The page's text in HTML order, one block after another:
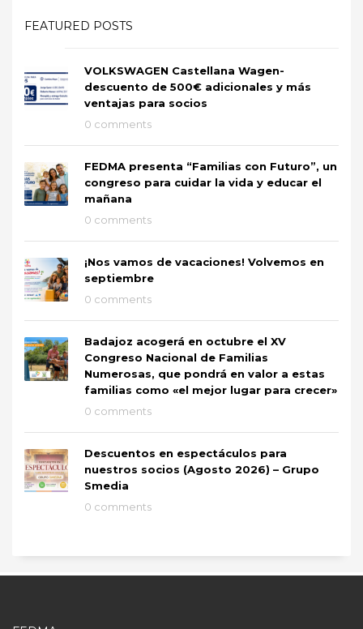
FEATURED POSTS
VOLKSWAGEN Castellana Wagen-
descuento de 500€ adicionales y más
ventajas para socios
0 comments
FEDMA presenta “Familias con Futuro”, un
congreso para cuidar la vida y educar el
mañana
0 comments
¡Nos vamos de vacaciones! Volvemos en
septiembre
0 comments
Badajoz acogerá en octubre el XV
Congreso Nacional de Familias
Numerosas, que pondrá en valor a estas
familias como «el mejor lugar para crecer»
0 comments
Descuentos en espectáculos para
nuestros socios (Agosto 2026) – Grupo
Smedia
0 comments